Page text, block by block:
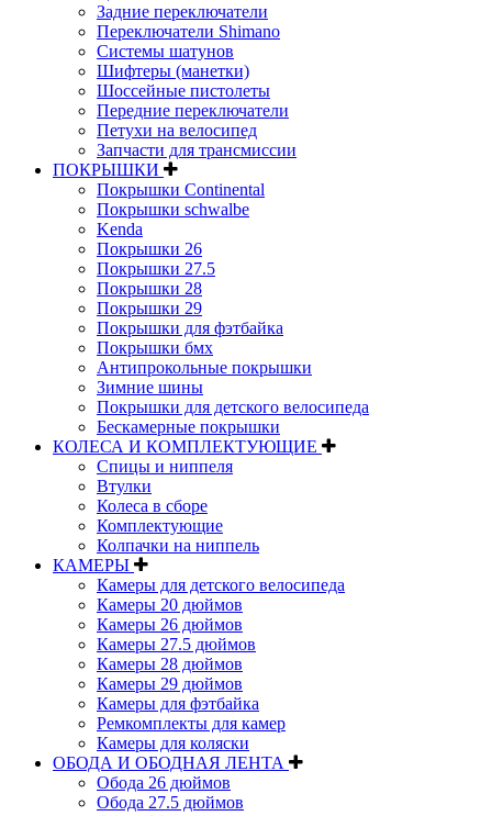
Задние переключатели
Переключатели Shimano
Системы шатунов
Шифтеры (манетки)
Шоссейные пистолеты
Передние переключатели
Петухи на велосипед
Запчасти для трансмиссии
ПОКРЫШКИ
Покрышки Continental
Покрышки schwalbe
Kenda
Покрышки 26
Покрышки 27.5
Покрышки 28
Покрышки 29
Покрышки для фэтбайка
Покрышки бмх
Антипрокольные покрышки
Зимние шины
Покрышки для детского велосипеда
Бескамерные покрышки
КОЛЕСА И КОМПЛЕКТУЮЩИЕ
Спицы и ниппеля
Втулки
Колеса в сборе
Комплектующие
Колпачки на ниппель
КАМЕРЫ
Камеры для детского велосипеда
Камеры 20 дюймов
Камеры 26 дюймов
Камеры 27.5 дюймов
Камеры 28 дюймов
Камеры 29 дюймов
Камеры для фэтбайка
Ремкомплекты для камер
Камеры для коляски
ОБОДА И ОБОДНАЯ ЛЕНТА
Обода 26 дюймов
Обода 27.5 дюймов